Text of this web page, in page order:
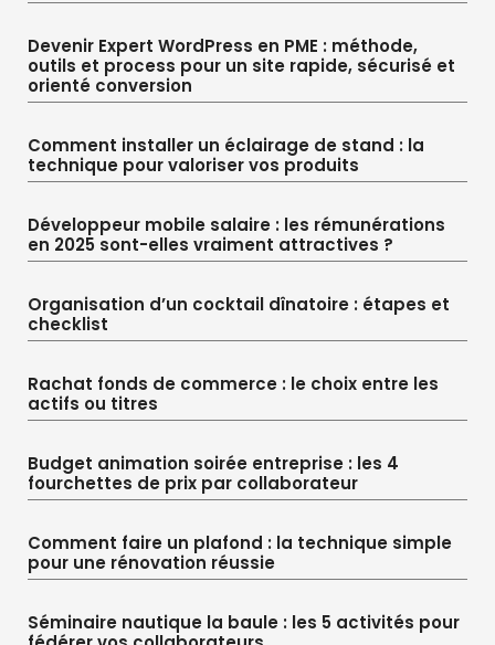
Devenir Expert WordPress en PME : méthode,
outils et process pour un site rapide, sécurisé et
orienté conversion
Comment installer un éclairage de stand : la
technique pour valoriser vos produits
Développeur mobile salaire : les rémunérations
en 2025 sont-elles vraiment attractives ?
Organisation d’un cocktail dînatoire : étapes et
checklist
Rachat fonds de commerce : le choix entre les
actifs ou titres
Budget animation soirée entreprise : les 4
fourchettes de prix par collaborateur
Comment faire un plafond : la technique simple
pour une rénovation réussie
Séminaire nautique la baule : les 5 activités pour